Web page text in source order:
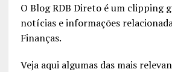
O Blog RDB Direto é um clipping
notícias e informações
Finanças.
Veja aqui algumas das mais